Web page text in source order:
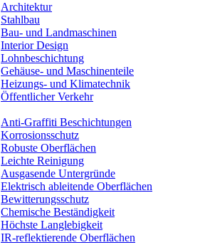
Architektur
Stahlbau
Bau- und Landmaschinen
Interior Design
Lohnbeschichtung
Gehäuse- und Maschinenteile
Heizungs- und Klimatechnik
Öffentlicher Verkehr
Anti-Graffiti Beschichtungen
Korrosionsschutz
Robuste Oberflächen
Leichte Reinigung
Ausgasende Untergründe
Elektrisch ableitende Oberflächen
Bewitterungsschutz
Chemische Beständigkeit
Höchste Langlebigkeit
IR-reflektierende Oberflächen